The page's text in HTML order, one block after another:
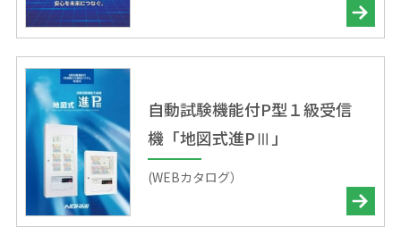
自動試験機能付P型１級受信
機「地図式進PⅢ」
(WEBカタログ）